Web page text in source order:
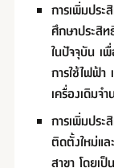
การเพิ่มประ
ศึกษาประสิ
ในปัจจุบัน เ
การใช้ไฟฟ้
เครื่องเดิมจ
การเพิ่มปร
ติดตั้งใหม่แ
สาขา โดยเ